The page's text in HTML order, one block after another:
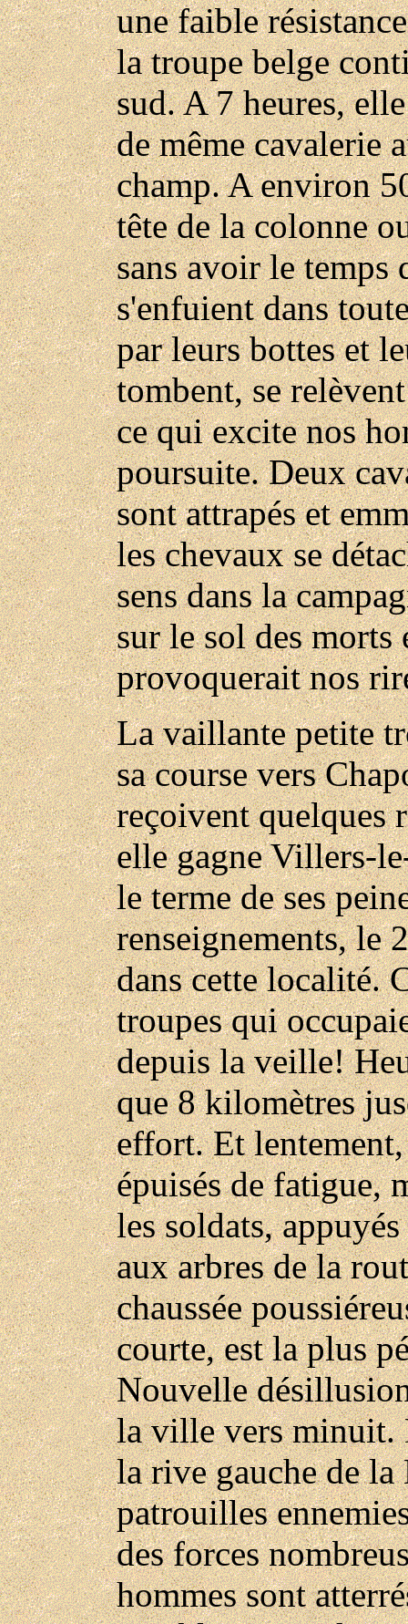
une faible
la troupe belge
sud. A 7 heures,
de même cavalerie
champ. A environ
tête de la colonne
sans avoir le temps
s'enfuient dans
par leurs bottes et
tombent, se
ce qui excite nos
poursuite. Deux
sont attrapés et
les chevaux se
sens dans la
sur le sol des morts
provoquerait nos
La vaillante petite
sa course vers
reçoivent quelques
elle gagne Villers-
le terme de ses
renseignements, le
dans cette localité.
troupes qui
depuis la veille!
que 8 kilomètres
effort. Et
épuisés de fatigue,
les soldats,
aux arbres de la
chaussée
courte, est la plus
Nouvelle
la ville vers minuit.
la rive gauche de
patrouilles
des forces
hommes sont